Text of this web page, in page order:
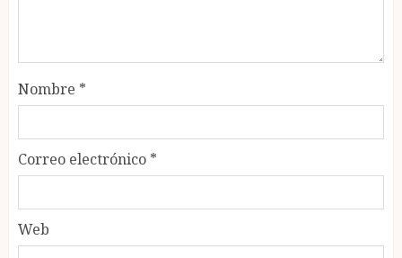
Nombre *
Correo electrónico *
Web